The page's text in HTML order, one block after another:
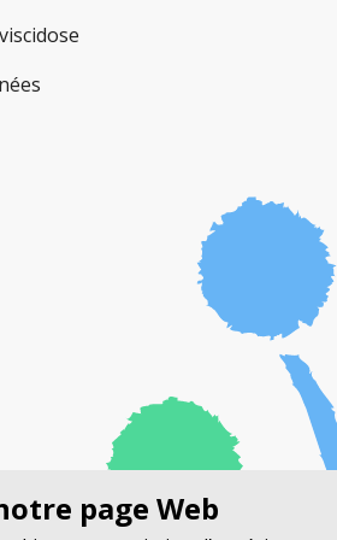
(MVS)page Web